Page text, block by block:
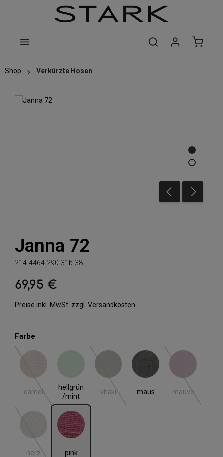
Zum Hauptinhalt springen
Shop Verkürzte Hosen
Janna 72
214-4464-290-31b-38
Regulärer Preis:
69,95 €
Preise inkl. MwSt. zzgl. Versandkosten
Farbe
camel
camel
(Diese Option ist zurzeit nicht verfügbar.)
hellgrün
/mint
hellgrün/mint
khaki
khaki
(Diese Option ist zurzeit nicht verfügbar.)
maus
maus
mauve
mauve
(Diese Option
nerz
nerz
(Diese Option ist zurzeit nicht verfügbar.)
pink
pink